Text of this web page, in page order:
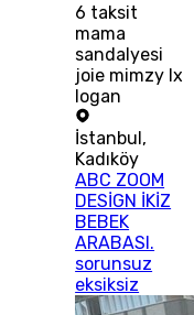
6 taksit
mama
sandalyesi
joie mimzy lx
logan
İstanbul,
Kadıköy
ABC ZOOM
DESİGN İKİZ
BEBEK
ARABASI.
sorunsuz
eksiksiz